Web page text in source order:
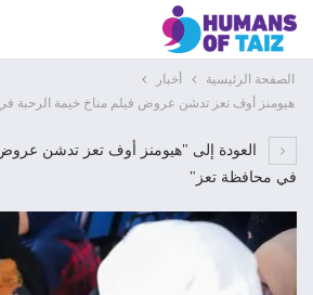
الصفحة الرئيسية
أخبار
هيومنز أوف تعز تدشن عروض فيلم مناخ خيمة الرحبة
العودة إلى "هيومنز أوف تعز تدشن
في محافظة تعز"